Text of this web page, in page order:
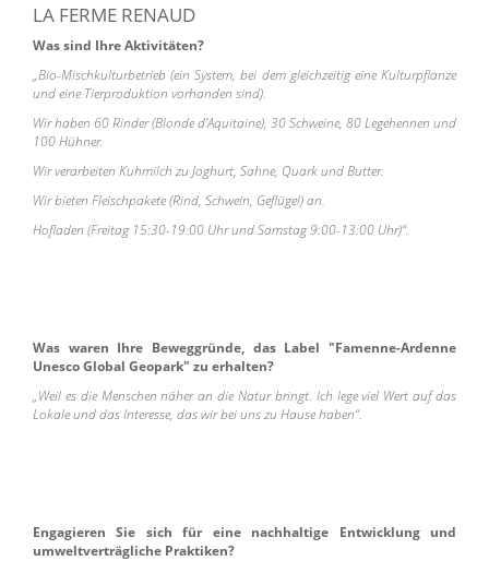
LA FERME RENAUD
Was sind Ihre Aktivitäten?
„Bio-Mischkulturbetrieb (ein System, bei dem gleichzeitig eine Kulturpflanze
und eine Tierproduktion vorhanden sind).
Wir haben 60 Rinder (Blonde d'Aquitaine), 30 Schweine, 80 Legehennen und
100 Hühner.
Wir verarbeiten Kuhmilch zu Joghurt, Sahne, Quark und Butter.
Wir bieten Fleischpakete (Rind, Schwein, Geflügel) an.
Hofladen (Freitag 15:30-19:00 Uhr und Samstag 9:00-13:00 Uhr)“.
Was waren Ihre Beweggründe, das Label "Famenne-Ardenne
Unesco Global Geopark" zu erhalten?
„Weil es die Menschen näher an die Natur bringt. Ich lege viel Wert auf das
Lokale und das Interesse, das wir bei uns zu Hause haben“.
Engagieren Sie sich für eine nachhaltige Entwicklung und
umweltverträgliche Praktiken?